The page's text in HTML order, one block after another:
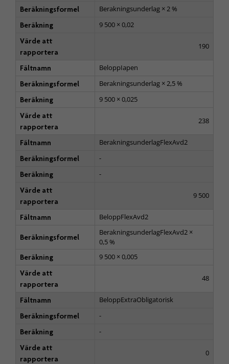
Beräkningsformel
Berakningsunderlag × 2 %
Beräkning
9 500 × 0,02
Värde att
rapportera
190
Fältnamn
BeloppIapen
Beräkningsformel
Berakningsunderlag × 2,5 %
Beräkning
9 500 × 0,025
Värde att
rapportera
238
Fältnamn
BerakningsunderlagFlexAvd2
Beräkningsformel
-
Beräkning
-
Värde att
rapportera
9 500
Fältnamn BeloppFlexAvd2
Beräkningsformel
BerakningsunderlagFlexAvd2 ×
0,5 %
Beräkning
9 500 × 0,005
Värde att
rapportera
48
Fältnamn
BeloppExtraObligatorisk
Beräkningsformel
-
Beräkning
-
Värde att
rapportera
0